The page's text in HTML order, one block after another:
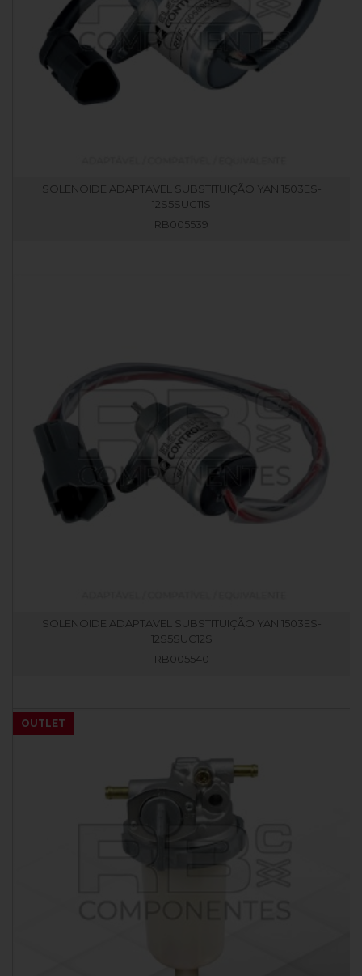
SOLENOIDE ADAPTAVEL SUBSTITUIÇÃO YAN 1503ES-
12S5SUC11S
RB005539
SOLENOIDE ADAPTAVEL SUBSTITUIÇÃO YAN 1503ES-
12S5SUC12S
RB005540
OUTLET